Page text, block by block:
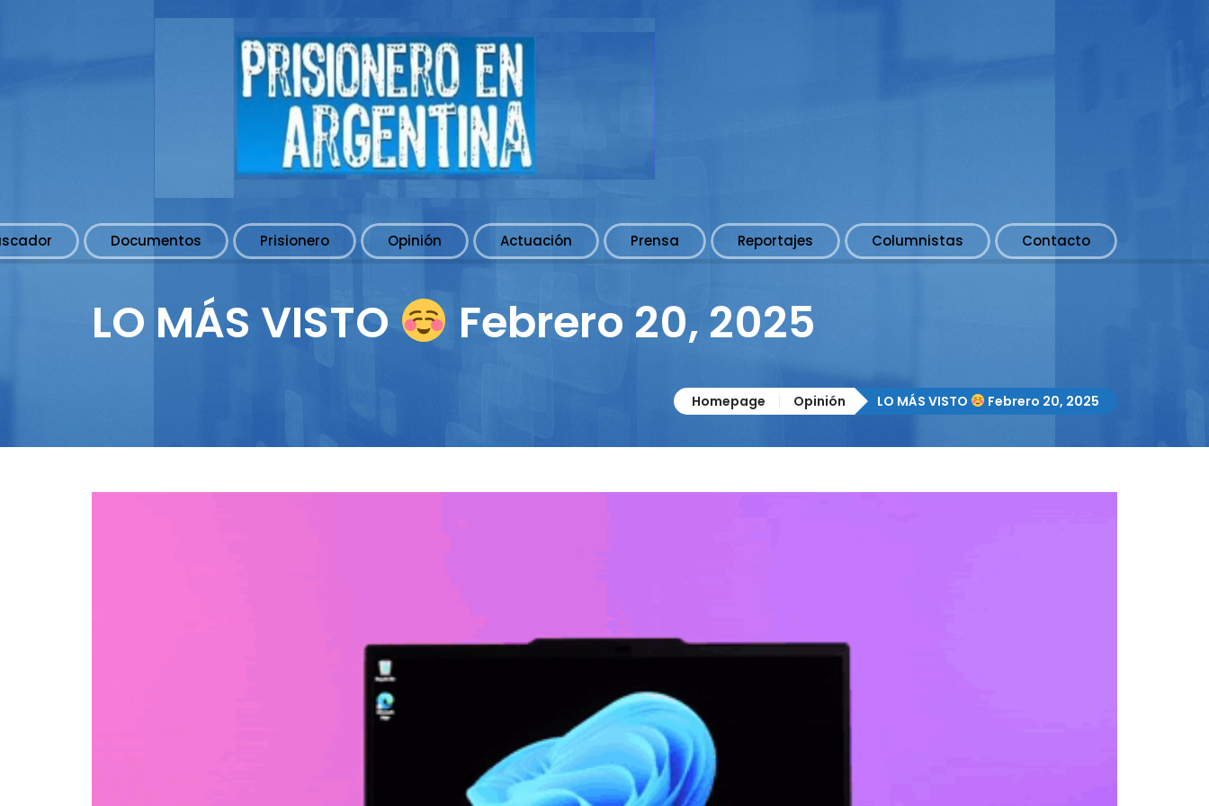
Documentos Prisionero Opinión Actuación Prensa Reportajes Columnistas Contacto
LO MÁS VISTO Febrero 20, 2025
Homepage Opinión LO MÁS VISTO Febrero 20, 2025